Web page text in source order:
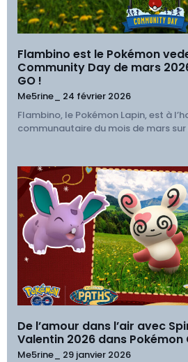
Flambino est le Pokémon
Community Day de mars
GO !
Me5rine_ 24 février 2026
Flambino, le Pokémon Lapin, est à
communautaire du mois de mars sur
De l’amour dans l’air avec
Valentin 2026 dans Pokémon
Me5rine_ 29 janvier 2026